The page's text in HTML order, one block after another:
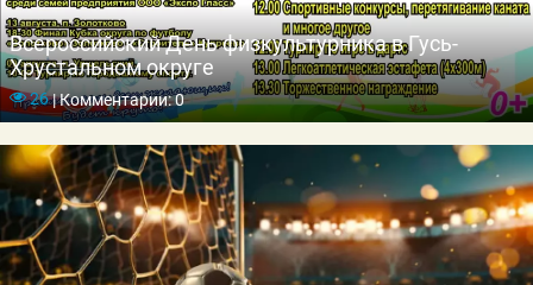
Всероссийский День физкультурника в Гусь-
Хрустальном округе
26|Комментарии: 0